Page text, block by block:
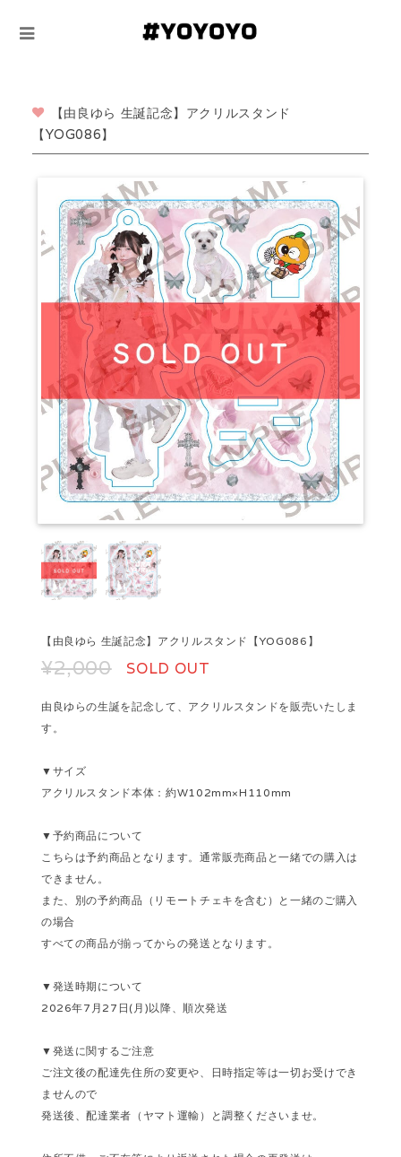
【由良ゆら 生誕記念】アクリルスタンド
【YOG086】
【由良ゆら 生誕記念】アクリルスタンド【YOG086】
¥2,000 SOLD OUT
由良ゆらの生誕を記念して、アクリルスタンドを販売いたしま
す。
▼サイズ
アクリルスタンド本体：約W102mm×H110mm
▼予約商品について
こちらは予約商品となります。通常販売商品と一緒での購入は
できません。
また、別の予約商品（リモートチェキを含む）と一緒のご購入
の場合
すべての商品が揃ってからの発送となります。
▼発送時期について
2026年7月27日(月)以降、順次発送
▼発送に関するご注意
ご注文後の配達先住所の変更や、日時指定等は一切お受けでき
ませんので
発送後、配達業者（ヤマト運輸）と調整くださいませ。